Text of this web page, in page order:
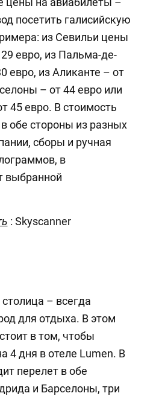
посетить галисийскую
из Севильи цены
евро, из Пальма-де-
евро, из Аликанте – от
– от 44 евро или
45 евро. В стоимость
обе стороны из разных
сборы и ручная
в
выбранной
: Skyscanner
– всегда
для отдыха. В этом
в том, чтобы
4 дня в отеле Lumen. В
перелет в обе
и Барселоны, три